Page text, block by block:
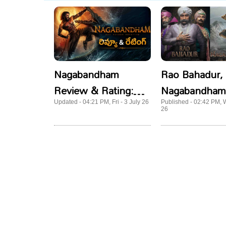
Nagabandham
Review & Rating:
విషయం లేని
విజువల్స్..నాగబంధం
Updated - 04:21 PM, Fri - 3 July 26
Rao Bahadur,
ప్రయోగాలూ ఈ
Published - 02:42 PM,
26